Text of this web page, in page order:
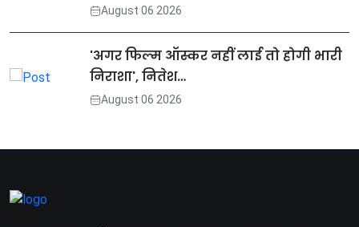
August 06 2026
'अगर फिल्म ऑस्कर नहीं लाई तो होगी भारी
निराशा', नितेश…
August 06 2026